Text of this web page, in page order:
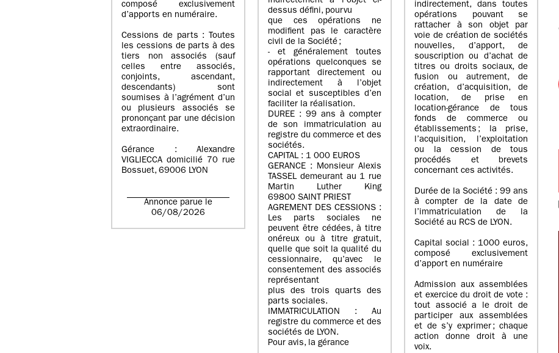
composé exclusivement
d’apports en numéraire.
Cessions de parts : Toutes
les cessions de parts à des
tiers non associés (sauf
celles entre associés,
conjoints, ascendant,
descendants) sont
soumises à l’agrément d’un
ou plusieurs associés se
prononçant par une décision
extraordinaire.
Gérance : Alexandre
VIGLIECCA domicilié 70 rue
Bossuet, 69006 LYON
Annonce parue le
06/08/2026
dessus défini, pourvu
que ces opérations ne
modifient pas le caractère
civil de la Société ;
- et généralement toutes
opérations quelconques se
rapportant directement ou
indirectement à l’objet
social et susceptibles d’en
faciliter la réalisation.
DUREE : 99 ans à compter
de son immatriculation au
registre du commerce et des
sociétés.
CAPITAL : 1 000 EUROS
GERANCE : Monsieur Alexis
TASSEL demeurant au 1 rue
Martin Luther King
69800 SAINT PRIEST
AGREMENT DES CESSIONS :
Les parts sociales ne
peuvent être cédées, à titre
onéreux ou à titre gratuit,
quelle que soit la qualité du
cessionnaire, qu’avec le
consentement des associés
représentant
plus des trois quarts des
parts sociales.
IMMATRICULATION : Au
registre du commerce et des
sociétés de LYON.
Pour avis, la gérance
indirectement, dans toutes
opérations pouvant se
rattacher à son objet par
voie de création de sociétés
nouvelles, d’apport, de
souscription ou d’achat de
titres ou droits sociaux, de
fusion ou autrement, de
création, d’acquisition, de
location, de prise en
location-gérance de tous
fonds de commerce ou
établissements ; la prise,
l’acquisition, l’exploitation
ou la cession de tous
procédés et brevets
concernant ces activités.
Durée de la Société : 99 ans
à compter de la date de
l’immatriculation de la
Société au RCS de LYON.
Capital social : 1000 euros,
composé exclusivement
d’apport en numéraire
Admission aux assemblées
et exercice du droit de vote :
tout associé a le droit de
participer aux assemblées
et de s’y exprimer ; chaque
action donne droit à une
voix.